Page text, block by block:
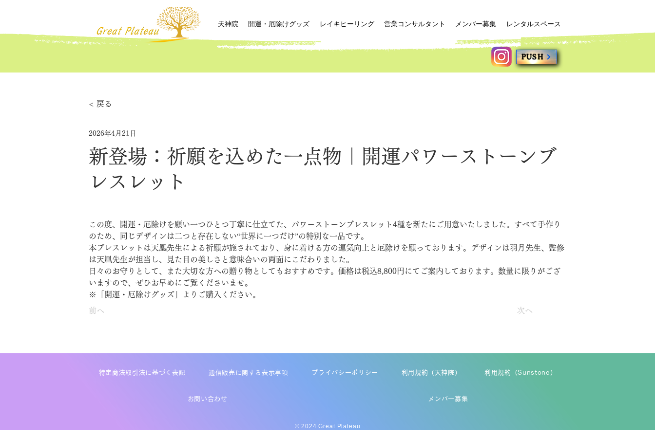
天神院 開運・厄除けグッズ レイキヒーリング 営業コンサルタント メンバー募集 レンタルスペース
PUSH
< 戻る
2026年4月21日
新登場：祈願を込めた一点物｜開運パワーストーンブ
レスレット
この度、開運・厄除けを願い一つひとつ丁寧に仕立てた、パワーストーンブレスレット4種を新たにご用意いたしました。すべて手作り
のため、同じデザインは二つと存在しない“世界に一つだけ”の特別な一品です。
本ブレスレットは天凰先生による祈願が施されており、身に着ける方の運気向上と厄除けを願っております。デザインは羽月先生、監修
は天凰先生が担当し、見た目の美しさと意味合いの両面にこだわりました。
日々のお守りとして、また大切な方への贈り物としてもおすすめです。価格は税込8,800円にてご案内しております。数量に限りがござ
いますので、ぜひお早めにご覧くださいませ。
※「開運・厄除けグッズ」よりご購入ください。
前へ 次へ
特定商法取引法に基づく表記 通信販売に関する表示事項 プライバシーポリシー 利用規約（天神院） 利用規約（Sunstone）
お問い合わせ メンバー募集
© 2024 Great Plateau